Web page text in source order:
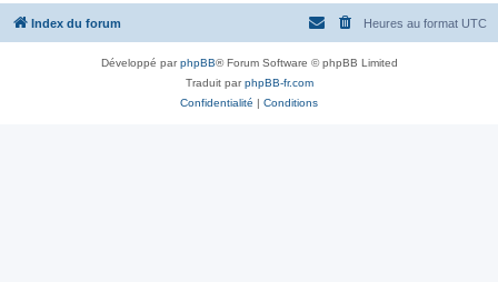
Index du forum Heures au format UTC
Développé parphpBB® Forum Software © phpBB Limited
Traduit parphpBB-fr.com
Confidentialité | Conditions